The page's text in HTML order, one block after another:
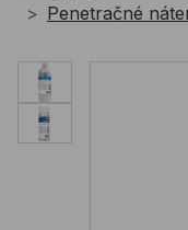
Penetračné